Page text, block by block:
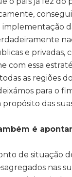
e privadas,
essa
as regiões
para o
das
é
de situação
nas